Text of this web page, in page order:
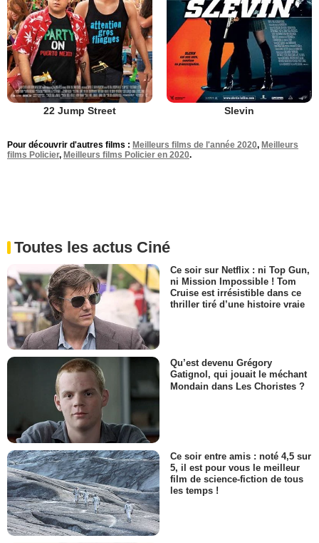
22 Jump Street Slevin
Pour découvrir d'autres films : Meilleurs films de l'année 2020, Meilleurs
films Policier, Meilleurs films Policier en 2020.
Toutes les actus Ciné
Ce soir sur Netflix : ni Top Gun,
ni Mission Impossible ! Tom
Cruise est irrésistible dans ce
thriller tiré d’une histoire vraie
Qu’est devenu Grégory
Gatignol, qui jouait le méchant
Mondain dans Les Choristes ?
Ce soir entre amis : noté 4,5 sur
5, il est pour vous le meilleur
film de science-fiction de tous
les temps !